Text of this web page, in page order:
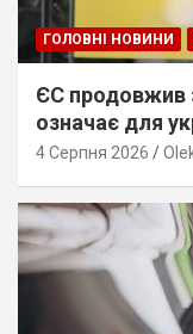
ГОЛОВНІ НОВИНИ
ЄС продовжив
означає для
4 Серпня 2026